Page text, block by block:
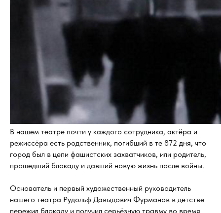
В нашем театре почти у каждого сотрудника, актёра и
режиссёра есть родственник, погибший в те 872 дня, что
город был в цепи фашистских захватчиков, или родитель,
прошедший блокаду и давший новую жизнь после войны.
Основатель и первый художественный руководитель
нашего театра Рудольф Давыдович Фурманов в детстве
пережил блокаду и получил серьёзную травму во время